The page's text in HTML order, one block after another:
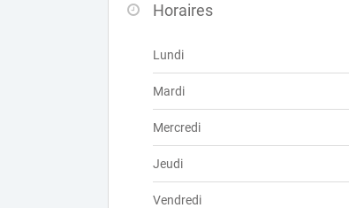
Horaires
Lundi
Mardi
Mercredi
Jeudi
Vendredi